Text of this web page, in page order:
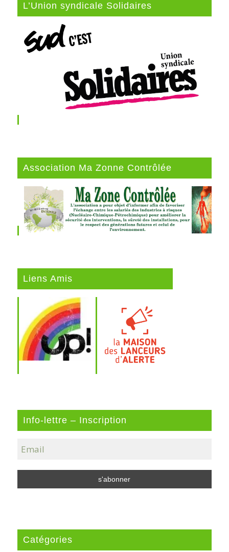
L’Union syndicale Solidaires
Association Ma Zonne Contrôlée
Liens Amis
Info-lettre – Inscription
Catégories